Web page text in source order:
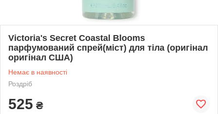
Victoria's Secret Coastal Blooms
парфумований спрей(міст) для тіла (оригінал
оригінал США)
Немає в наявності
Роздріб
525 ₴